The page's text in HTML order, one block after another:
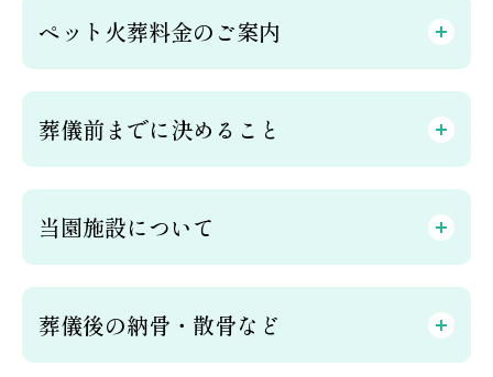
ペット火葬料金のご案内
葬儀前までに決めること
当園施設について
葬儀後の納骨・散骨など